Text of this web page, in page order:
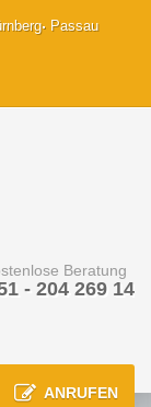
Passau
Beratung
- 204 269 14
ANRUFEN